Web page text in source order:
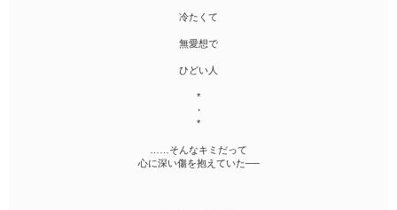
冷たくて
無愛想で
ひどい人
*
・
*
……そんなキミだって
心に深い傷を抱えていた──